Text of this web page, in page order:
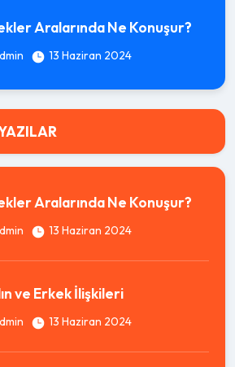
Aralarında Ne Konuşur?
13 Haziran 2024
Aralarında Ne Konuşur?
13 Haziran 2024
ve Erkek İlişkileri
13 Haziran 2024